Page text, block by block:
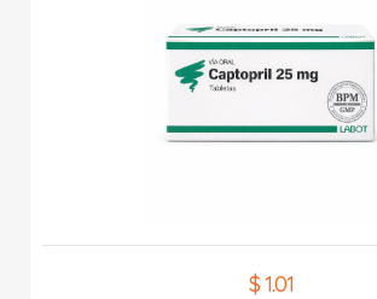
$ 1.01